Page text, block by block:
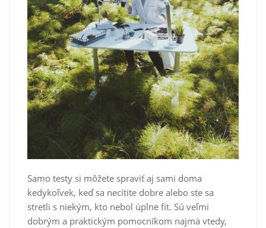
Samo testy si môžete spraviť aj sami doma
kedykoľvek, keď sa necítite dobre alebo ste sa
stretli s niekým, kto nebol úplne fit. Sú veľmi
dobrým a praktickým pomocníkom najmä vtedy,